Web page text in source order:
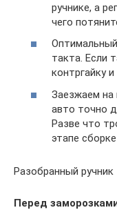
ручнике, а
чего
такта. Если
контргайку
Заезжаем на
авто точно
Разве что
этапе
Разобранный ручник
Перед